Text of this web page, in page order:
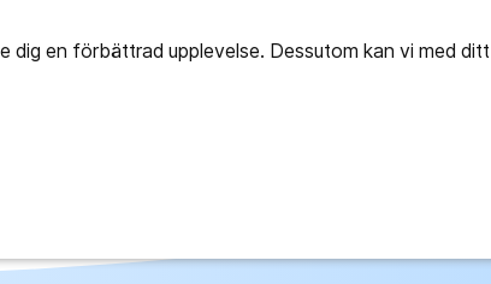
en förbättrad upplevelse. Dessutom kan vi med